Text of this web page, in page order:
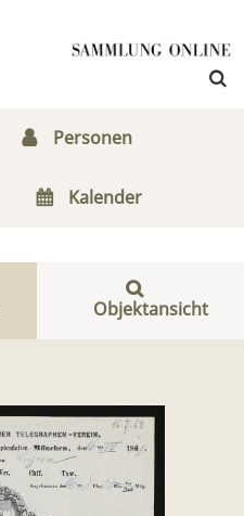
Personen
Kalender
Objektansicht